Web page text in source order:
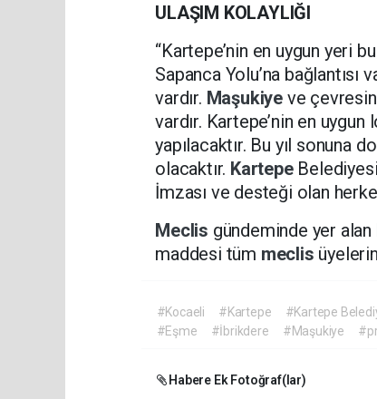
ULAŞIM KOLAYLIĞI
“Kartepe’nin en uygun yeri
Sapanca Yolu’na bağlantısı
vardır. Maşukiye ve
vardır. Kartepe’nin en uygun
yapılacaktır. Bu yıl sonuna
olacaktır. Kartepe
İmzası ve desteği olan
Meclis gündeminde yer alan
maddesi tüm meclis
#Kocaeli #Kartepe #Kartepe
#Eşme
#İbrikdere #Maşukiye
Habere Ek Fotoğraf(lar)